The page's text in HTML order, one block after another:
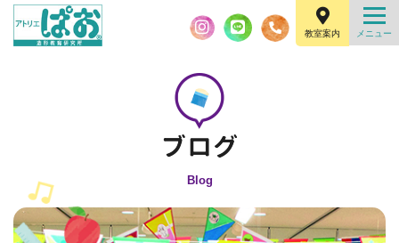
教室案内
Blog